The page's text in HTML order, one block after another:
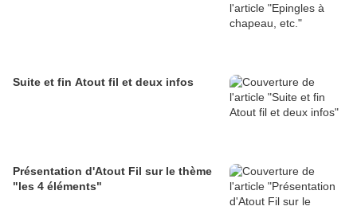
Suite et fin Atout fil et deux infos
Présentation d'Atout Fil sur le thème
"les 4 éléments"